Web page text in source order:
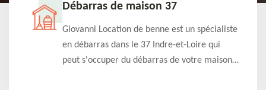
Débarras de maison 37
Giovanni Location de benne est un spécialiste
en débarras dans le 37 Indre-et-Loire qui
peut s'occuper du débarras de votre maison